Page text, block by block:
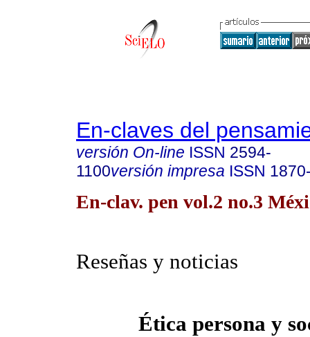
En-claves del
versión On-line ISSN 2594-
1100versión impresa ISSN
En-clav. pen vol.2 no.3
Reseñas y noticias
Ética persona y